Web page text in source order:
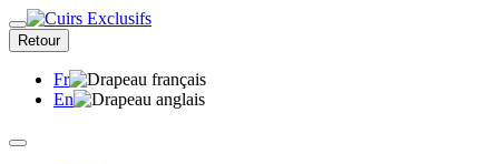
Retour
Fr
En